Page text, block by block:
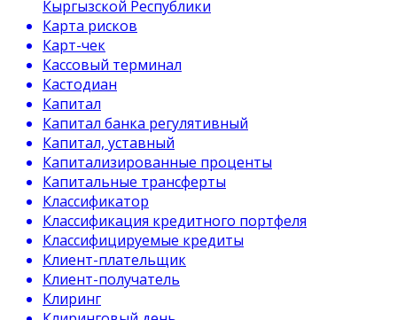
Кыргызской Республики
Карта рисков
Карт-чек
Кассовый терминал
Кастодиан
Капитал
Капитал банка регулятивный
Капитал, уставный
Капитализированные проценты
Капитальные трансферты
Классификатор
Классификация кредитного портфеля
Классифицируемые кредиты
Клиент-плательщик
Клиент-получатель
Клиринг